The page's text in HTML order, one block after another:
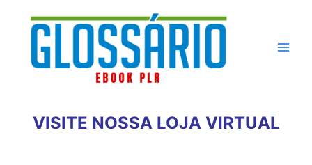
conteúdo
VISITE NOSSA LOJA VIRTUAL